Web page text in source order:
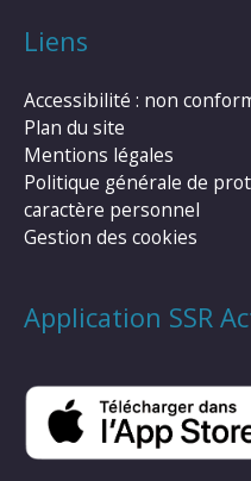
Liens
Accessibilité : non
Plan du site
Mentions légales
Politique générale de
caractère personnel
Gestion des cookies
Application SSR